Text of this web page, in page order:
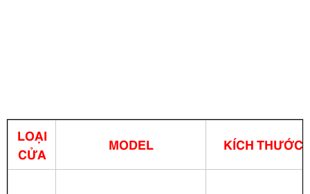
LOẠI
CỬA
MODEL KÍCH THƯỚC